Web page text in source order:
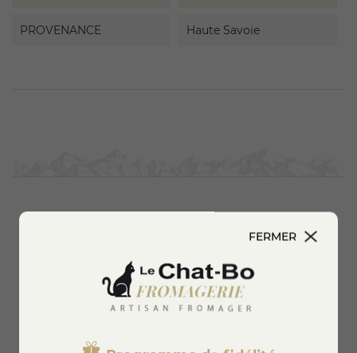
PROVENANCE Haute Savoie
Vous aimerez aussiFERMER